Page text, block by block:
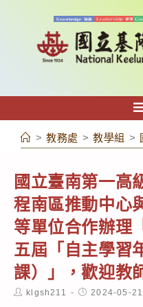
容
> 教務處 > 教學組 >
國立臺南第一高
程南區推動中心
等單位合作辦理
五屆「自主學習
課）」，歡迎教
Postklgsh211
Post2024-05-21